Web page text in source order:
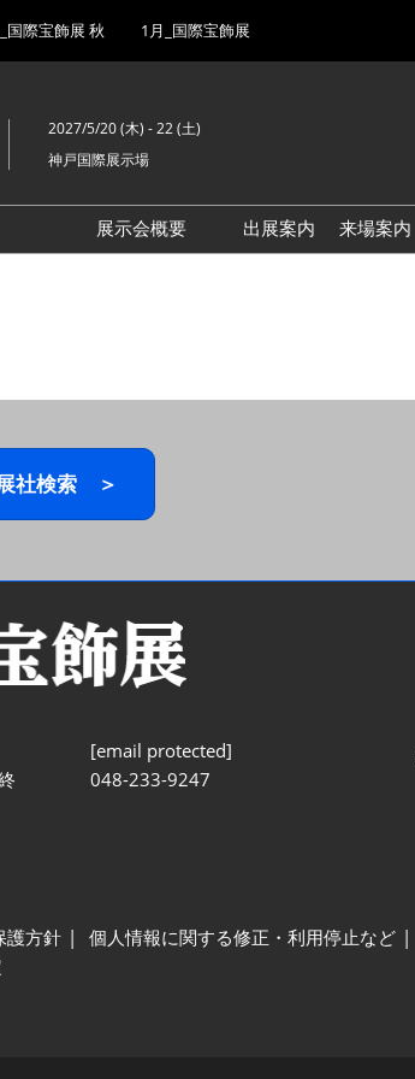
国際宝飾展 秋 1月_国際宝飾展
2027/5/20 (木) - 22 (土)
神戸国際展示場
展示会概要
出展案内
来場案内
社検索 ＞
[email protected]
048-233-9247
護方針 個人情報に関する修正・利用停止など